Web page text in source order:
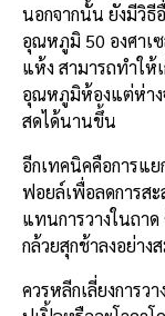
นอกจากนั้น ยังมีวิธี
อุณหภูมิ 50 องศาเ
แห้ง สามารถทำให้
อุณหภูมิห้องแต่ห่าง
สดได้นานขึ้น
อีกเทคนิคคือการแ
ฟอยล์เพื่อลดการส
แทนการวางในถา
กล้วยสุกช้าลงอย่าง
ควรหลีกเลี่ยงการว